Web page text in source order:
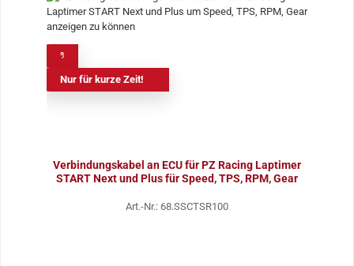
Nur für kurze Zeit!
Verbindungskabel an ECU für PZ Racing Laptimer
START Next und Plus für Speed, TPS, RPM, Gear
Art.-Nr.: 68.SSCTSR100